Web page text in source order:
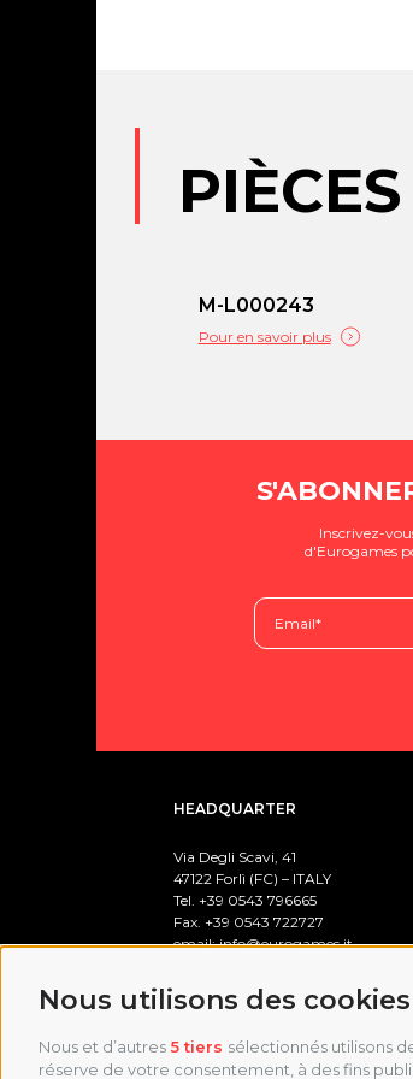
Nous utilisons des
Nous et d’autres 5 tiers sélectionnés utilisons
réserve de votre consentement, à des fins
M-L000243
Pour en savoir plus
Inscrivez-
d'Eurogames
HEADQUARTER
Via Degli Scavi, 41
47122 Forlì (FC) – ITALY
Tel. +39 0543 796665
Fax. +39 0543 722727
email:info@eurogames.it
BUSINESS HOURS
Office: